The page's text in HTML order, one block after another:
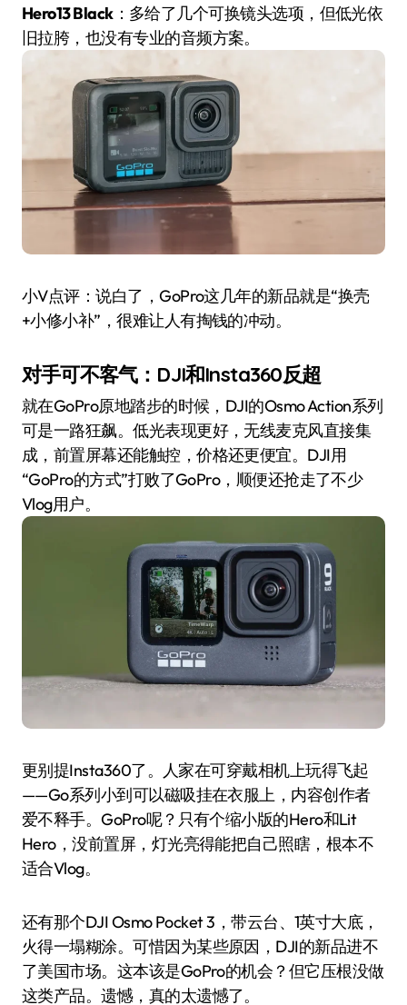
Hero13 Black：多给了几个可换镜头选项，但低光依
旧拉胯，也没有专业的音频方案。
小V点评：说白了，GoPro这几年的新品就是“换壳
+小修小补”，很难让人有掏钱的冲动。
对手可不客气：DJI和Insta360反超
就在GoPro原地踏步的时候，DJI的Osmo Action系列
可是一路狂飙。低光表现更好，无线麦克风直接集
成，前置屏幕还能触控，价格还更便宜。DJI用
“GoPro的方式”打败了GoPro，顺便还抢走了不少
Vlog用户。
更别提Insta360了。人家在可穿戴相机上玩得飞起
——Go系列小到可以磁吸挂在衣服上，内容创作者
爱不释手。GoPro呢？只有个缩小版的Hero和Lit
Hero，没前置屏，灯光亮得能把自己照瞎，根本不
适合Vlog。
还有那个DJI Osmo Pocket 3，带云台、1英寸大底，
火得一塌糊涂。可惜因为某些原因，DJI的新品进不
了美国市场。这本该是GoPro的机会？但它压根没做
这类产品。遗憾，真的太遗憾了。